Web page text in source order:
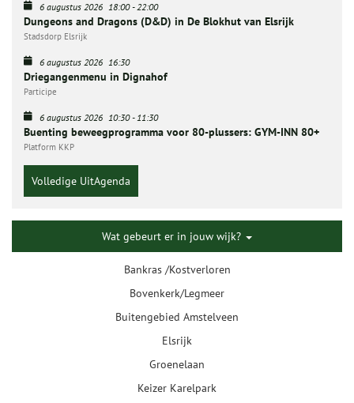
6 augustus 2026 18:00-22:00
Dungeons and Dragons (D&D) in De Blokhut van Elsrijk
Stadsdorp Elsrijk
6 augustus 2026 16:30
Driegangenmenu in Dignahof
Participe
6 augustus 2026 10:30-11:30
Buenting beweegprogramma voor 80-plussers: GYM-INN 80+
Platform KKP
Volledige UitAgenda
Wat gebeurt er in jouw wijk?
Bankras /Kostverloren
Bovenkerk/Legmeer
Buitengebied Amstelveen
Elsrijk
Groenelaan
Keizer Karelpark